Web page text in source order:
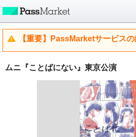
【重要】PassMarketサービス
ムニ『ことばにない』東京公演